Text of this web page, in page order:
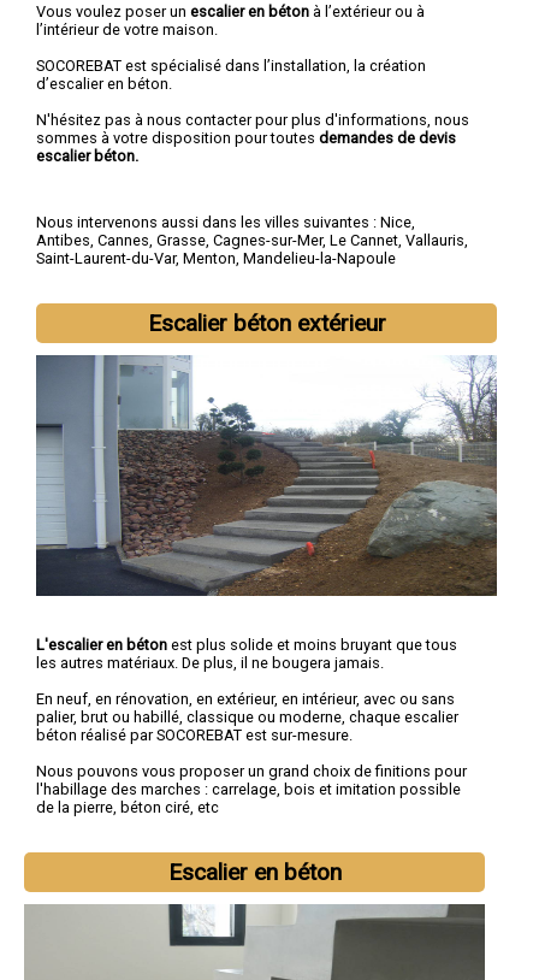
Vous voulez poser un escalier en béton à l’extérieur ou à
l’intérieur de votre maison.
SOCOREBAT est spécialisé dans l’installation, la création
d’escalier en béton.
N'hésitez pas à nous contacter pour plus d'informations, nous
sommes à votre disposition pour toutes demandes de devis
escalier béton.
Nous intervenons aussi dans les villes suivantes : Nice,
Antibes, Cannes, Grasse, Cagnes-sur-Mer, Le Cannet, Vallauris,
Saint-Laurent-du-Var, Menton, Mandelieu-la-Napoule
Escalier béton extérieur
L'escalier en béton est plus solide et moins bruyant que tous
les autres matériaux. De plus, il ne bougera jamais.
En neuf, en rénovation, en extérieur, en intérieur, avec ou sans
palier, brut ou habillé, classique ou moderne, chaque escalier
béton réalisé par SOCOREBAT est sur-mesure.
Nous pouvons vous proposer un grand choix de finitions pour
l'habillage des marches : carrelage, bois et imitation possible
de la pierre, béton ciré, etc
Escalier en béton